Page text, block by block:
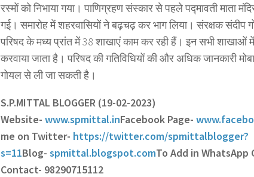
रस्मों को निभाया गया। पाणिग्रहण संस्कार से पहले पद्मावती माता
गई। समारोह में शहरवासियों ने बढ़चढ़ कर भाग लिया। संरक्षक संदीप
परिषद के मध्य प्रांत में 38 शाखाएं काम कर रही हैं। इन सभी शाखाओं में
करवाया जाता है। परिषद की गतिविधियों की और अधिक जानकारी
गोयल से ली जा सकती है।
S.P.MITTAL BLOGGER (19-02-2023)
Website- www.spmittal.inFacebook Page-
me on Twitter- https://twitter.com/spmittalblogger?
s=11Blog- spmittal.blogspot.comTo Add in WhatsApp
Contact- 98290715112